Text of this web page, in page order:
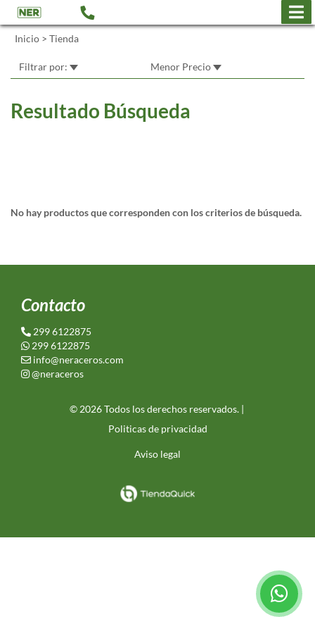
Inicio > Tienda
Filtrar por: Menor Precio
Resultado Búsqueda
No hay productos que corresponden con los criterios de búsqueda.
Contacto
299 6122875
299 6122875
info@neraceros.com
@neraceros
© 2026 Todos los derechos reservados. |
Politicas de privacidad
Aviso legal